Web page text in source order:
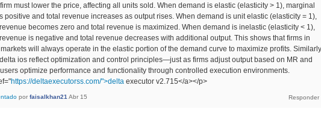
must lower the price, affecting all units sold. When demand is elastic (elasticity > 1), marginal
positive and total revenue increases as output rises. When demand is unit elastic (elasticity = 1),
becomes zero and total revenue is maximized. When demand is inelastic (elasticity < 1),
is negative and total revenue decreases with additional output. This shows that firms in
will always operate in the elastic portion of the demand curve to maximize profits.
ios reflect optimization and control principles—just as firms adjust output based on MR and
optimize performance and functionality through controlled execution environments.
https://deltaexecutorss.com/">delta executor v2.715</a></p>
por faisalkhan21Abr 15